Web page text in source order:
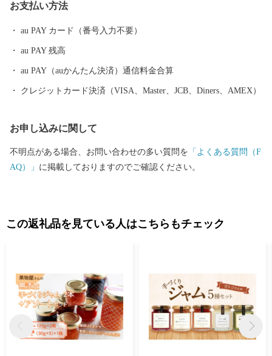
日香法）が制定され、国の特別立法で保全された他に類を見ない
地域となっています。
お支払い方法
au PAY カード（番号入力不要）
au PAY 残高
au PAY（auかんたん決済）通信料金合算
クレジットカード決済（VISA、Master、JCB、Diners、AMEX）
お申し込みに関して
不明点がある場合、お問い合わせの多い質問を 「よくある質問（F
AQ）」 に掲載しておりますのでご確認ください。
この返礼品を見ている人はこちらもチェック